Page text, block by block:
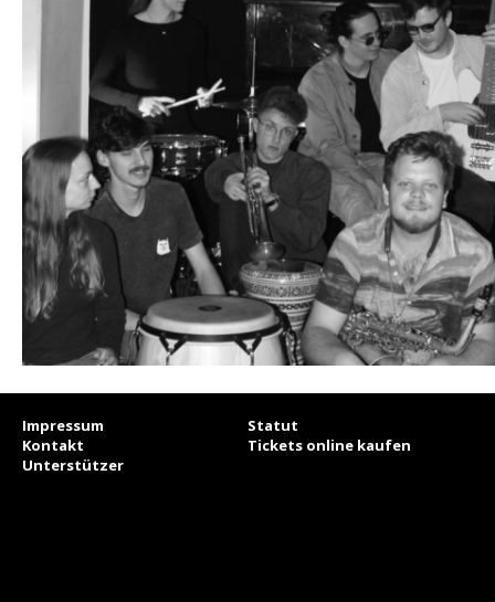
Impressum
Statut
Kontakt
Tickets online kaufen
Unterstützer